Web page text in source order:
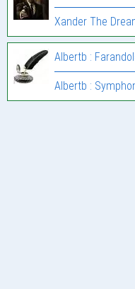
Xander The
Albertb :
Albertb :